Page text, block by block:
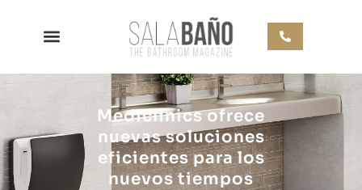
Mediclinics ofrece
nuevas soluciones
eficientes para los
nuevos tiempos